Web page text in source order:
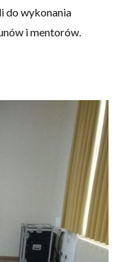
do wykonania
i mentorów.